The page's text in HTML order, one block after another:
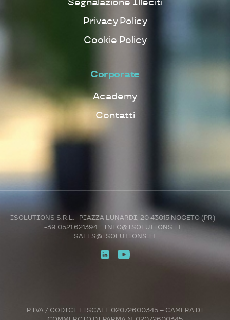
Privacy Policy
Cookie Policy
Corporate
Academy
Contatti
ISOLUTIONS S.R.L. PIAZZA LUNARDI, 20 43015 NOCETO (PR)
+39 0521 621394
INFO@ISOLUTIONS.IT
SALES@ISOLUTIONS.IT
P.IVA / CODICE FISCALE 02072600345 – CAMERA DI